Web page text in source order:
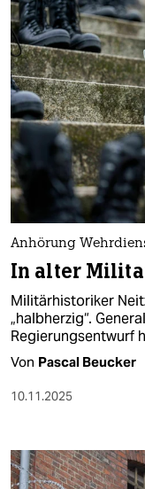
Anhörung
In alter
Militärhistoriker
„halbherzig“.
Regierungsentwurf
Von Pascal Beucker
10.11.2025